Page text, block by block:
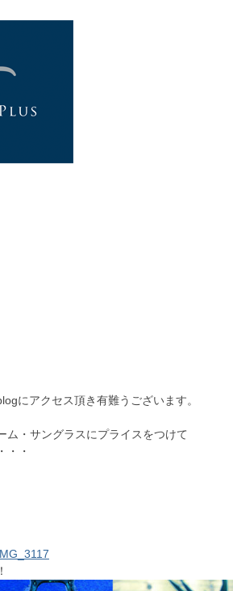
にアクセス頂き有難うございます。
ム・サングラスにプライスをつけて
・・